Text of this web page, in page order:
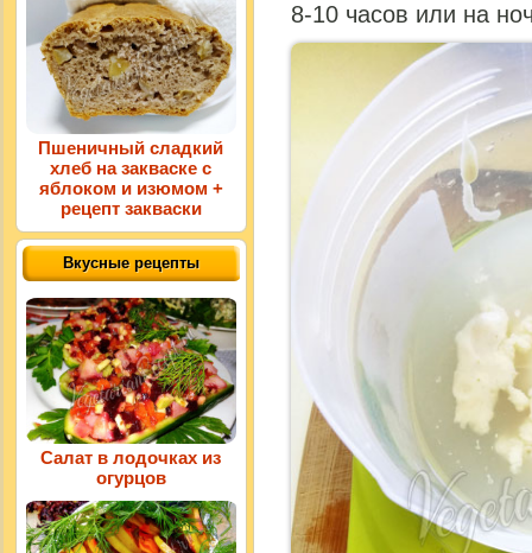
8-10 часов или на
Пшеничный сладкий
хлеб на закваске с
яблоком и изюмом +
рецепт закваски
Вкусные рецепты
Салат в лодочках из
огурцов